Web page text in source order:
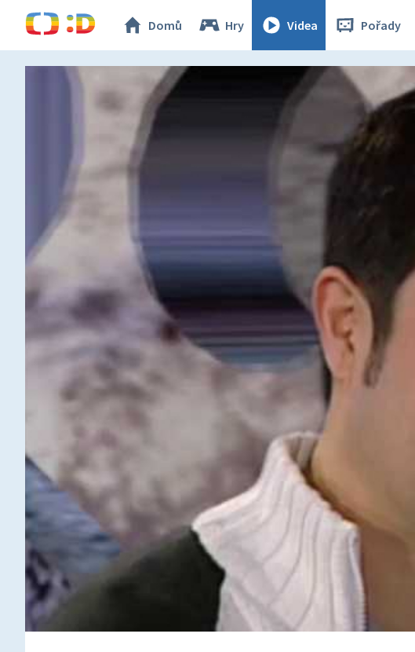
Domů Hry Videa Pořady